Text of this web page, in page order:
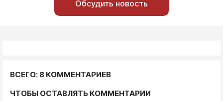
Обсудить новость
ВСЕГО: 8 КОММЕНТАРИЕВ
ЧТОБЫ ОСТАВЛЯТЬ КОММЕНТАРИИ